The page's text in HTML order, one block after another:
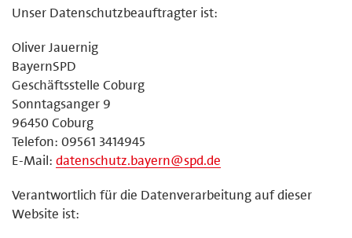
Unser Datenschutzbeauftragter ist:
Oliver Jauernig
BayernSPD
Geschäftsstelle Coburg
Sonntagsanger 9
96450 Coburg
Telefon: 09561 3414945
E-Mail: datenschutz.bayern@spd.de
Verantwortlich für die Datenverarbeitung auf dieser
Website ist: